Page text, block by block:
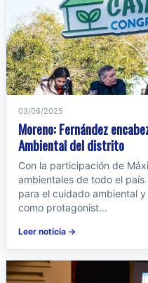
03/06/2025
Moreno: Fernández
Ambiental del distrito
Con la participación de
ambientales de todo el
para el cuidado ambiental
como protagonist...
Leer noticia →